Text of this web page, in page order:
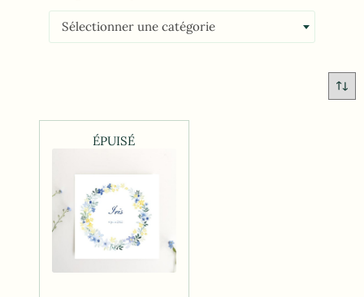
Sélectionner une catégorie
ÉPUISÉ